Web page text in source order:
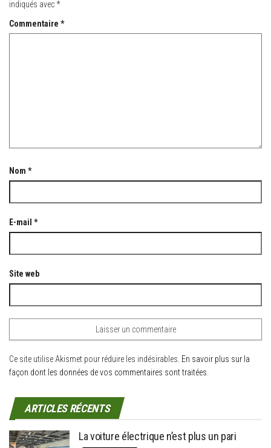
indiqués avec*
Commentaire *
Nom *
E-mail *
Site web
Ce site utilise Akismet pour réduire les indésirables. En savoir plus sur la
façon dont les données de vos commentaires sont traitées
ARTICLES RÉCENTS
La voiture électrique n’est plus un pari